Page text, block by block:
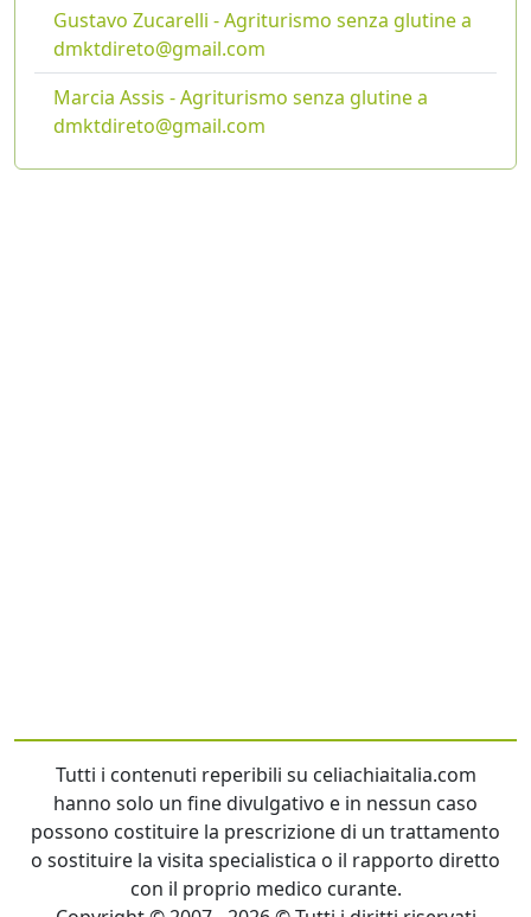
Gustavo Zucarelli - Agriturismo senza glutine a
dmktdireto@gmail.com
Marcia Assis - Agriturismo senza glutine a
dmktdireto@gmail.com
Tutti i contenuti reperibili su celiachiaitalia.com
hanno solo un fine divulgativo e in nessun caso
possono costituire la prescrizione di un trattamento
o sostituire la visita specialistica o il rapporto diretto
con il proprio medico curante.